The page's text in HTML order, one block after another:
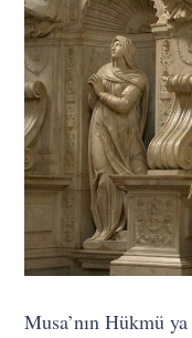
Musa’nın Hükmü